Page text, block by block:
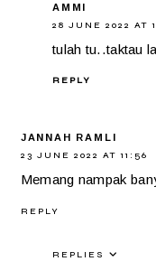
AMMI
28 JUNE 2022 AT
tulah tu..taktau
REPLY
JANNAH RAMLI
23 JUNE 2022 AT 11:56
Memang nampak
REPLY
REPLIES